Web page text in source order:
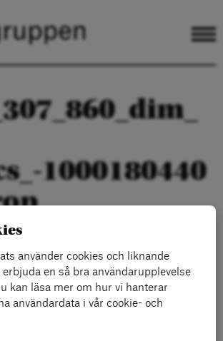
1000180440
använder cookies och liknande
en så bra användarupplevelse
kan läsa mer om hur vi hanterar
användardata i vår cookie- och